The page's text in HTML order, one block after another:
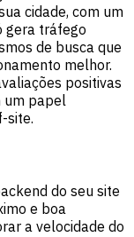
cidade, com um
gera tráfego
de busca que
melhor.
positivas
um papel
site.
do seu site
e boa
a velocidade do